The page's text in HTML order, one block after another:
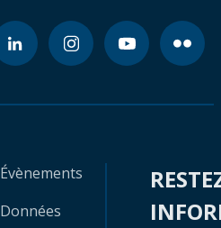
Évènements
Données